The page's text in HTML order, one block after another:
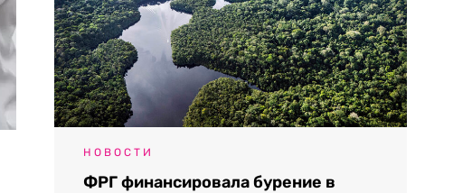
НОВОСТИ
ФРГ финансировала бурение в